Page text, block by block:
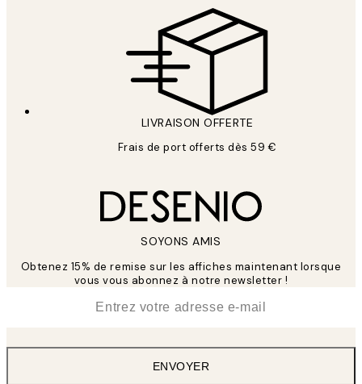
LIVRAISON OFFERTE
Frais de port offerts dès 59 €
SOYONS AMIS
Obtenez 15% de remise sur les affiches maintenant lorsque
vous vous abonnez à notre newsletter !
ENVOYER